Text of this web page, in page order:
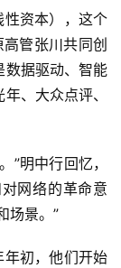
资本），这个
管张川共同创
数据驱动、智能
、大众点评、
”明中行回忆，
网络的革命意
场景。”
年初，他们开始